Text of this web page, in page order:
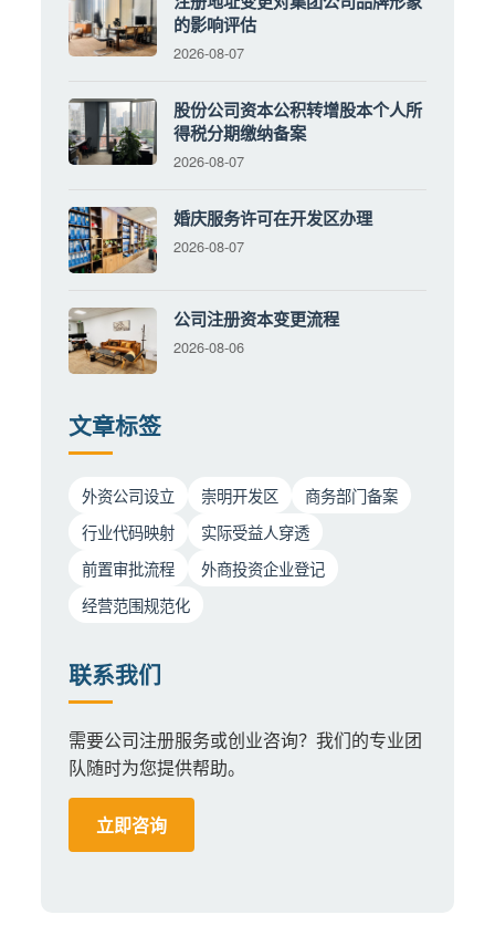
的影响评估
2026-08-07
股份公司资本公积转增股本个人所
得税分期缴纳备案
2026-08-07
婚庆服务许可在开发区办理
2026-08-07
公司注册资本变更流程
2026-08-06
文章标签
外资公司设立 崇明开发区
商务部门备案
行业代码映射
实际受益人穿透
前置审批流程
外商投资企业登记
经营范围规范化
联系我们
需要公司注册服务或创业咨询？我们的专业团
队随时为您提供帮助。
立即咨询